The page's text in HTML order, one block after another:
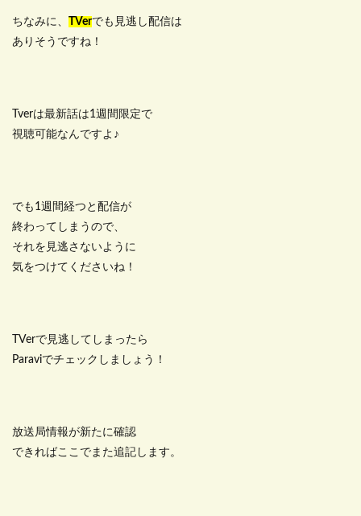
ちなみに、 TVerでも見逃し配信は
ありそうですね！
Tverは最新話は1週間限定で
視聴可能なんですよ♪
でも1週間経つと配信が
終わってしまうので、
それを見逃さないように
気をつけてくださいね！
TVerで見逃してしまったら
Paraviでチェックしましょう！
放送局情報が新たに確認
できればここでまた追記します。